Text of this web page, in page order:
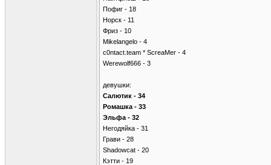
Пофиг - 18
Норск - 11
Фриз - 10
Mikelangelo - 4
c0ntact.team * ScreaMer - 4
Werewolf666 - 3
девушки:
Салютик - 34
Ромашка - 33
Эльфа - 32
Негодяйка - 31
Грави - 28
Shadowcat - 20
Кэтти - 19